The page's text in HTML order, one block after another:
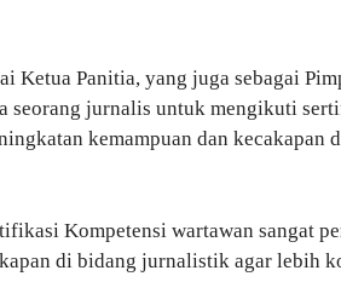
Ketua Panitia, yang juga sebagai
seorang jurnalis untuk mengikuti
kemampuan dan kecakapan
Kompetensi wartawan sangat
di bidang jurnalistik agar lebih